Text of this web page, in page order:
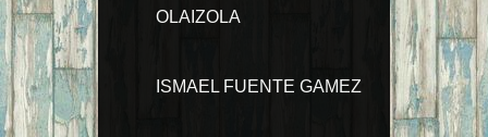
OLAIZOLA
ISMAEL FUENTE GAMEZ